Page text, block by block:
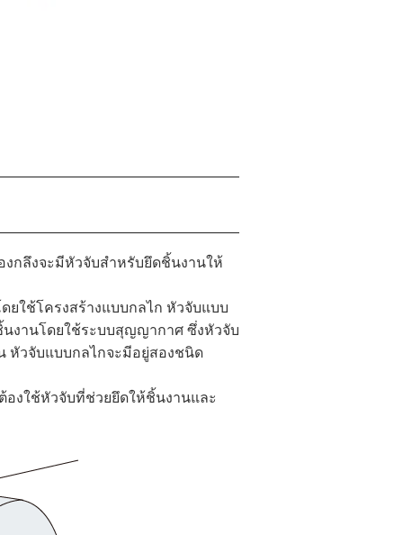
งกลึงจะมีหัวจับสำหรับยึดชิ้นงานให้
ใช้โครงสร้างแบบกลไก หัวจับแบบ
งานโดยใช้ระบบสุญญากาศ ซึ่งหัวจับ
หัวจับแบบกลไกจะมีอยู่สองชนิด
องใช้หัวจับที่ช่วยยึดให้ชิ้นงานและ